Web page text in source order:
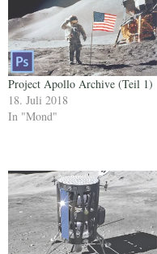
Project Apollo Archive (Teil 1)
18. Juli 2018
In "Mond"